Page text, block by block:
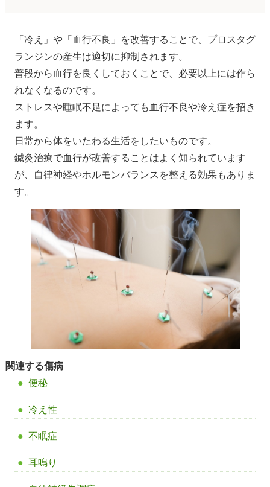
「冷え」や「血行不良」を改善することで、プロスタグ
ランジンの産生は適切に抑制されます。
普段から血行を良くしておくことで、必要以上には作ら
れなくなるのです。
ストレスや睡眠不足によっても血行不良や冷え症を招き
ます。
日常から体をいたわる生活をしたいものです。
鍼灸治療で血行が改善することはよく知られています
が、自律神経やホルモンバランスを整える効果もありま
す。
関連する傷病
便秘
冷え性
不眠症
耳鳴り